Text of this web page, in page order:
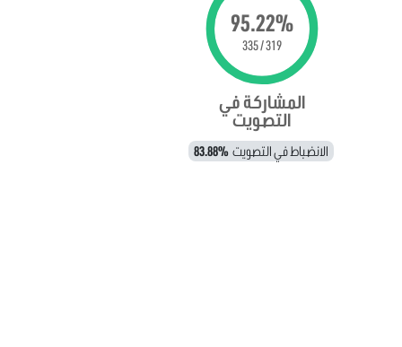
95.22%
319 / 335
المشاركة في
التصويت
الانضباط في التصويت 83.88%